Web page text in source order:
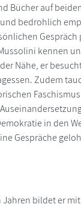
Bücher auf
bedrohlich
kennen
Nähe, er
Zudem
in den
Gespräche
bildet er